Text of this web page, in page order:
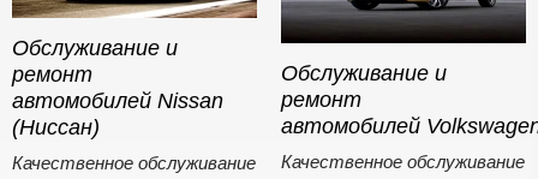
Обслуживание и
ремонт
автомобилей Nissan
(Ниссан)
Качественное обслуживание
Обслуживание и
ремонт
автомобилей
Качественное обслуживание